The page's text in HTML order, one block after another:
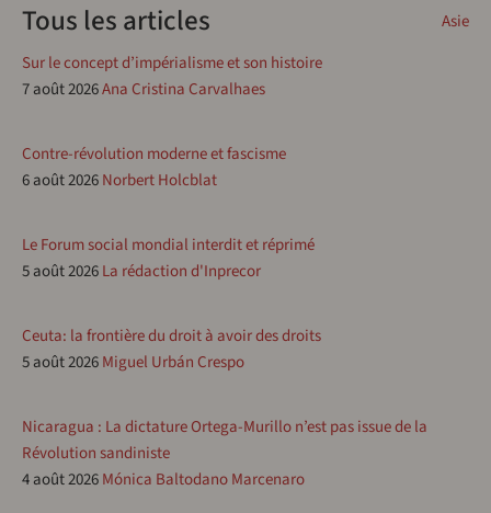
Asie
Tous les articles
Sur le concept d’impérialisme et son histoire
7 août 2026Ana Cristina Carvalhaes
Contre-révolution moderne et fascisme
6 août 2026Norbert Holcblat
Le Forum social mondial interdit et réprimé
5 août 2026La rédaction d'Inprecor
Ceuta: la frontière du droit à avoir des droits
5 août 2026Miguel Urbán Crespo
Nicaragua : La dictature Ortega-Murillo n’est pas issue de la
Révolution sandiniste
4 août 2026Mónica Baltodano Marcenaro